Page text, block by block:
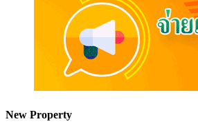
New Property